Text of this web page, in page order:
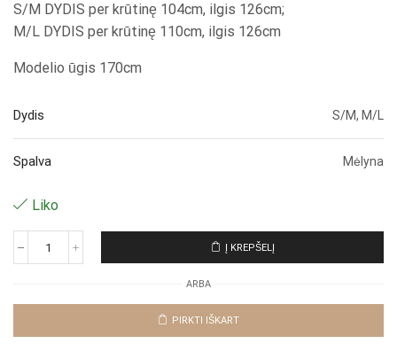
S/M DYDIS per krūtinę 104cm, ilgis 126cm;
M/L DYDIS per krūtinę 110cm, ilgis 126cm
Modelio ūgis 170cm
Dydis S/M, M/L
Spalva Mėlyna
Liko
produkto
"Jeans
Į KREPŠELĮ
ARBA
PIRKTI IŠKART